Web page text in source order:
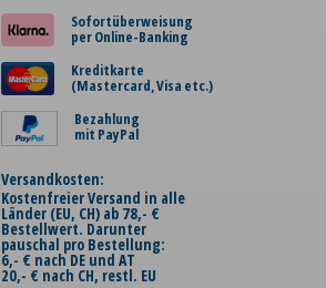
Sofortüberweisung
per Online-Banking
Kreditkarte
(Mastercard, Visa etc.)
Bezahlung
mit PayPal
Versandkosten:
Kostenfreier Versand in alle
Länder (EU, CH) ab 78,- €
Bestellwert. Darunter
pauschal pro Bestellung:
6,- € nach DE und AT
20,- € nach CH, restl. EU